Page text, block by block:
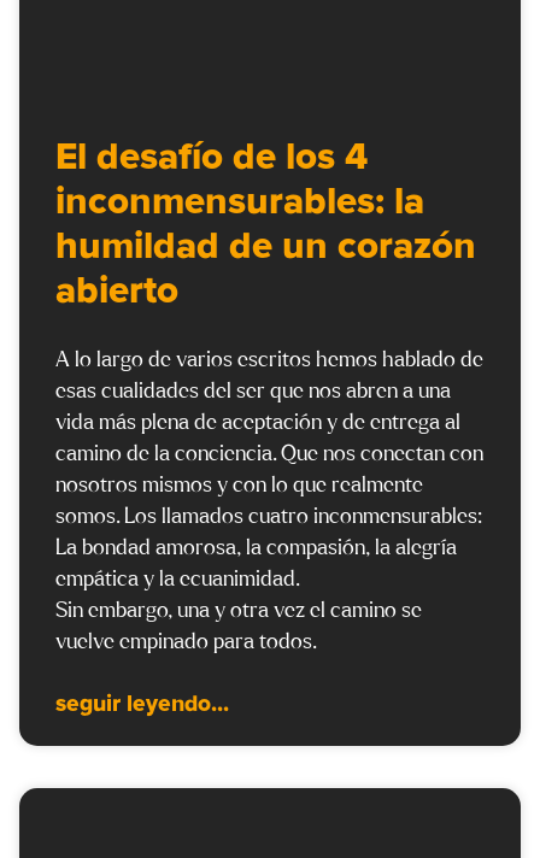
El desafío de los 4
inconmensurables: la
humildad de un corazón
abierto
A lo largo de varios escritos hemos hablado de
esas cualidades del ser que nos abren a una
vida más plena de aceptación y de entrega al
camino de la conciencia. Que nos conectan con
nosotros mismos y con lo que realmente
somos. Los llamados cuatro inconmensurables:
La bondad amorosa, la compasión, la alegría
empática y la ecuanimidad.
Sin embargo, una y otra vez el camino se
vuelve empinado para todos.
seguir leyendo...